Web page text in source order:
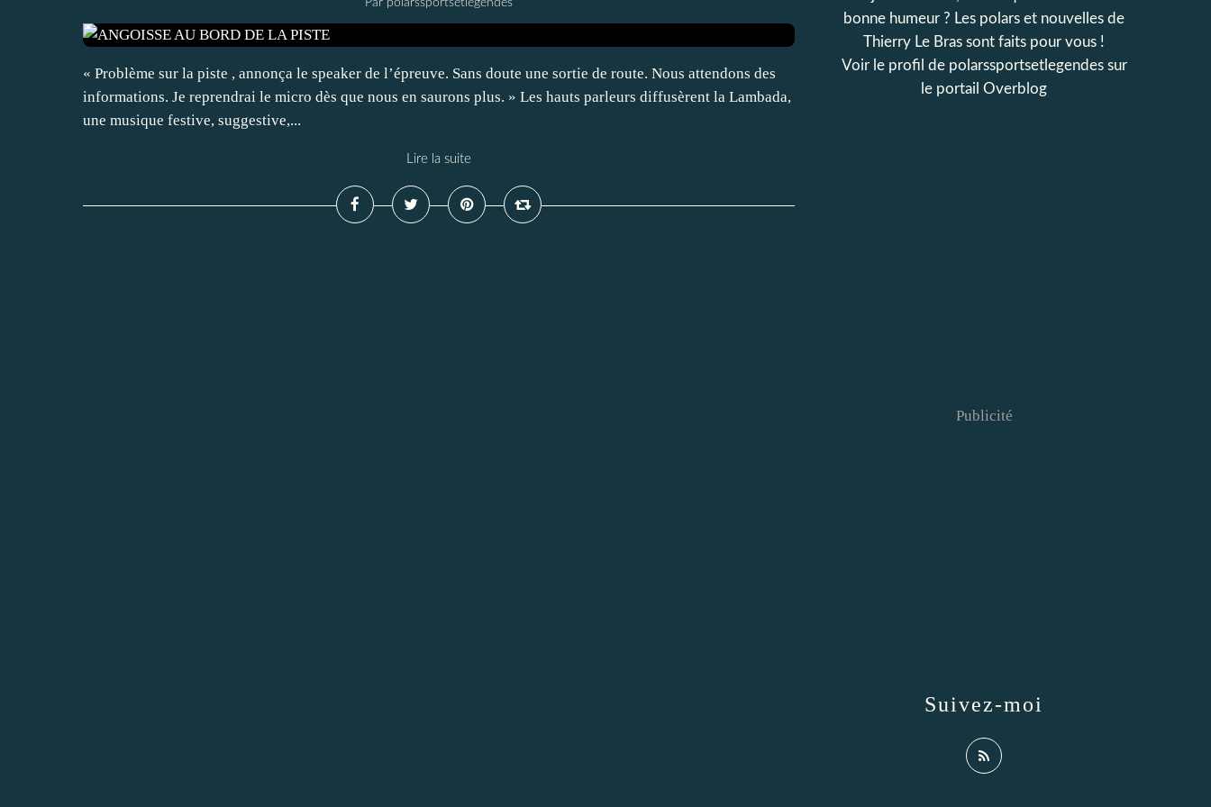
Par polarssportsetlegendes
« Problème sur la piste , annonça le speaker de l’épreuve. Sans doute une sortie de route. Nous attendons des
informations. Je reprendrai le micro dès que nous en saurons plus. » Les hauts parleurs diffusèrent la Lambada,
une musique festive, suggestive,...
Lire la suite
bonne humeur ? Les polars et nouvelles de
Thierry Le Bras sont faits pour vous !
Voir le profil de polarssportsetlegendessur
le portail Overblog
Suivez-moi
Publicité